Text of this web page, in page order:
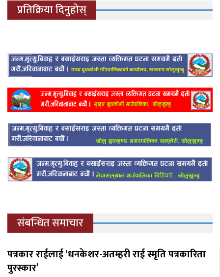
प्रतिक्रिया दिनुहोस्
संबन्धित समाचार
पत्रकार राईलाई ‘धनकेशर-अतम्हरी राई स्मृति पत्रकारिता
पुरस्कार’